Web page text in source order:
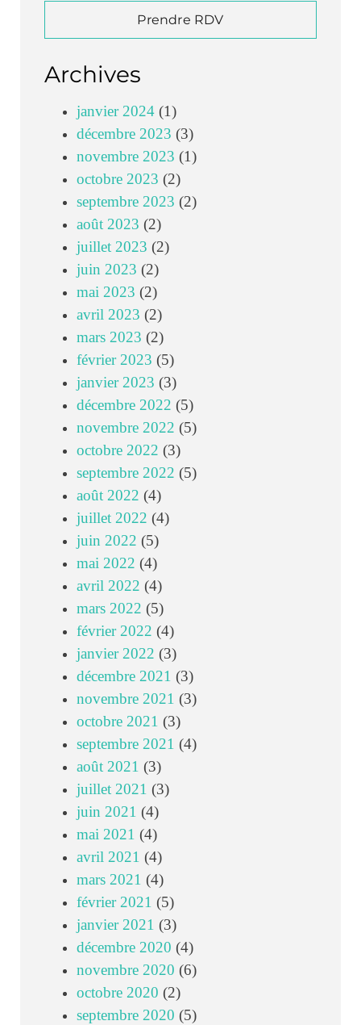
Prendre RDV
Archives
janvier 2024 (1)
décembre 2023 (3)
novembre 2023 (1)
octobre 2023 (2)
septembre 2023 (2)
août 2023 (2)
juillet 2023 (2)
juin 2023 (2)
mai 2023 (2)
avril 2023 (2)
mars 2023 (2)
février 2023 (5)
janvier 2023 (3)
décembre 2022 (5)
novembre 2022 (5)
octobre 2022 (3)
septembre 2022 (5)
août 2022 (4)
juillet 2022 (4)
juin 2022 (5)
mai 2022 (4)
avril 2022 (4)
mars 2022 (5)
février 2022 (4)
janvier 2022 (3)
décembre 2021 (3)
novembre 2021 (3)
octobre 2021 (3)
septembre 2021 (4)
août 2021 (3)
juillet 2021 (3)
juin 2021 (4)
mai 2021 (4)
avril 2021 (4)
mars 2021 (4)
février 2021 (5)
janvier 2021 (3)
décembre 2020 (4)
novembre 2020 (6)
octobre 2020 (2)
septembre 2020 (5)